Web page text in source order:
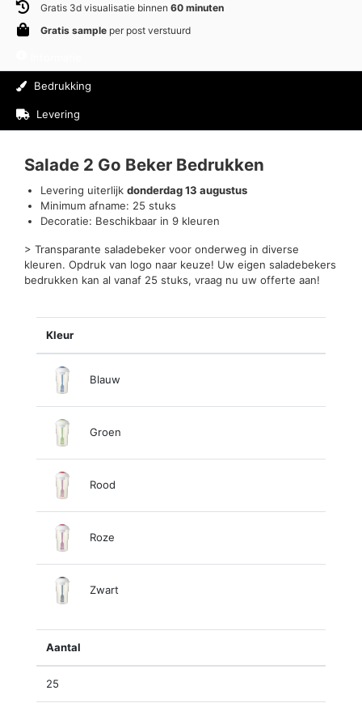
Gratis 3d visualisatie binnen 60 minuten
Gratis sample per post verstuurd
Bedrukking
Levering
Salade 2 Go Beker Bedrukken
Levering uiterlijk donderdag 13 augustus
Minimum afname: 25 stuks
Decoratie: Beschikbaar in 9 kleuren
> Transparante saladebeker voor onderweg in diverse
kleuren. Opdruk van logo naar keuze! Uw eigen saladebekers
bedrukken kan al vanaf 25 stuks, vraag nu uw offerte aan!
Kleur
Blauw
Groen
Rood
Roze
Zwart
Aantal
25